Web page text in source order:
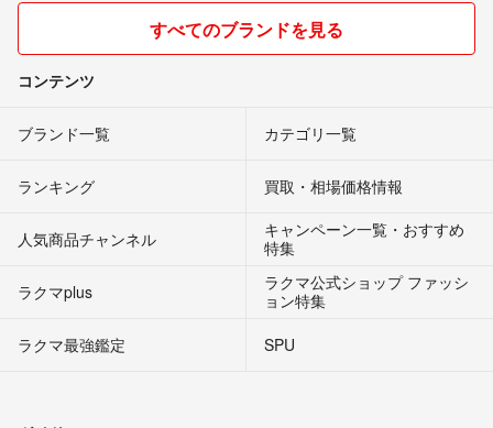
すべてのブランドを見る
コンテンツ
ブランド一覧 カテゴリ一覧
ランキング 買取・相場価格情報
人気商品チャンネル
キャンペーン一覧・おすすめ
特集
ラクマplus
ラクマ公式ショップ ファッシ
ョン特集
ラクマ最強鑑定
SPU